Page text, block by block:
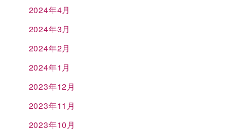
2024年4月
2024年3月
2024年2月
2024年1月
2023年12月
2023年11月
2023年10月